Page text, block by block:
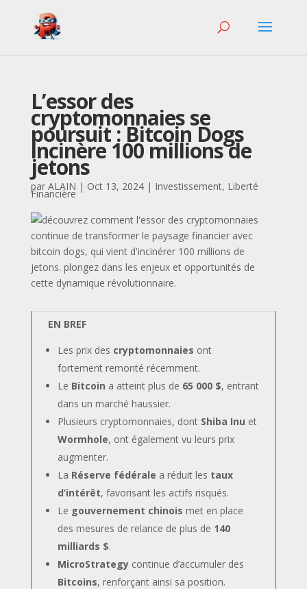
L’essor des
cryptomonnaies se
poursuit : Bitcoin Dogs
incinère 100 millions de
jetons
par ALAIN | Oct 13, 2024| Investissement, Liberté
Financière
EN BREF
Les prix des cryptomonnaies ont
fortement remonté récemment.
Le Bitcoin a atteint plus de 65 000 $, entrant
dans un marché haussier.
Plusieurs cryptomonnaies, dont Shiba Inu et
Wormhole, ont également vu leurs prix
augmenter.
La Réserve fédérale a réduit les taux
d’intérêt, favorisant les actifs risqués.
Le gouvernement chinois met en place
des mesures de relance de plus de 140
milliards $.
MicroStrategycontinue d’accumuler des
Bitcoins, renforçant ainsi sa position.